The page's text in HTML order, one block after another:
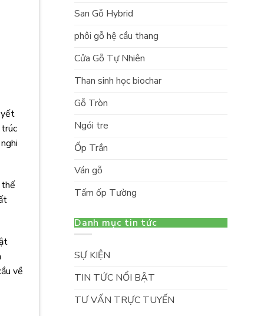
thế
về
San Gỗ Hybrid
phôi gỗ hệ cầu thang
Cửa Gỗ Tự Nhiên
Than sinh học biochar
Gỗ Tròn
Ngói tre
Ốp Trần
Ván gỗ
Tấm ốp Tường
Danh mục tin tức
SỰ KIỆN
TIN TỨC NỔI BẬT
TƯ VẤN TRỰC TUYẾN